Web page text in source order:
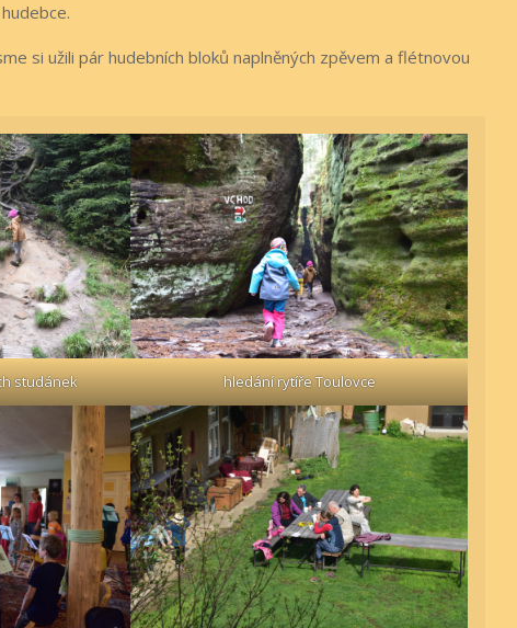
si užili pár hudebních bloků naplněných zpěvem a flétnovou
studánek hledání rytíře Toulovce